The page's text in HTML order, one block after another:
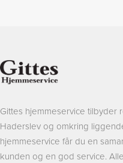
Gittes hjemmeservice tilbyder
Haderslev og omkring
hjemmeservice får du en
kunden og en god service.